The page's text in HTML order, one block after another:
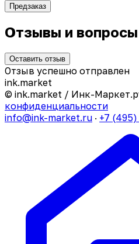
Предзаказ
Отзывы и вопросы
Оставить отзыв
Отзыв успешно отправлен
ink.market
© ink.market / Инк-
конфиденциальности
info@ink-market.ru · +7